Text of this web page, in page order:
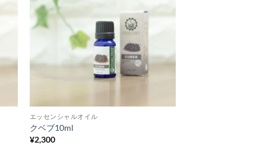
エッセンシャルオイル
クベブ10ml
¥2,300